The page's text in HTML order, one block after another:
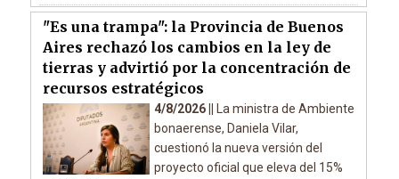
"Es una trampa": la Provincia de Buenos
Aires rechazó los cambios en la ley de
tierras y advirtió por la concentración de
recursos estratégicos
4/8/2026 ||
La ministra de Ambiente
bonaerense, Daniela Vilar,
cuestionó la nueva versión del
proyecto oficial que eleva del 15%